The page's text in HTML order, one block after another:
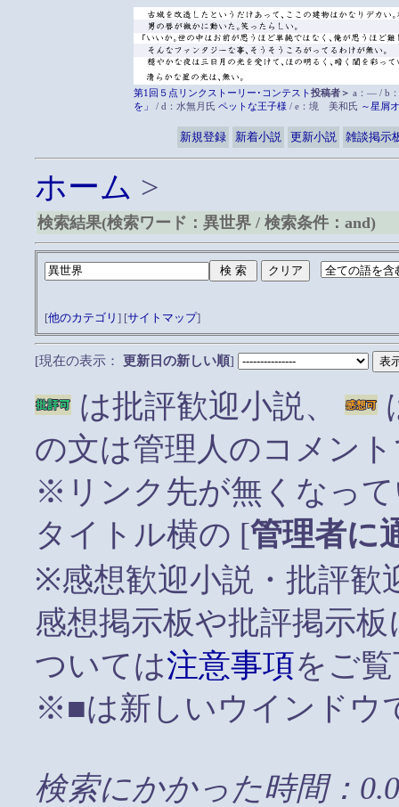
第1回５点リンクストーリー･コンテスト投稿者＞ a：― / b
を」
/ d：水無月氏 ペットな王子様 / e：境 美和氏 ～星屑
新規登録 新着小説 更新小説 雑談掲示
ホーム >
検索結果(検索ワード：異世界 / 検索条件：and)
[他のカテゴリ] [サイトマップ]
[現在の表示： 更新日の新しい順]
は批評歓迎小説、
の文は管理人のコメン
※リンク先が無くなっ
タイトル横の [管理者に
※感想歓迎小説・批評歓
感想掲示板や批評掲示
ついては注意事項をご
※■は新しいウインドウ
検索にかかった時間：